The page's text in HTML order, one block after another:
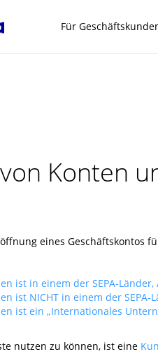
Für
Konten
eines Geschäftskontos
ist in einem der SEPA-
ist NICHT in einem der
ist ein „Internationales
nutzen zu können, ist eine